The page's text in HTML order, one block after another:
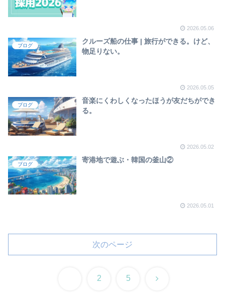
2026.05.06
ブログ
クルーズ船の仕事 | 旅行ができる。けど、
物足りない。
2026.05.05
ブログ
音楽にくわしくなったほうが友だちができ
る。
2026.05.02
ブログ
寄港地で遊ぶ・韓国の釜山②
2026.05.01
次のページ
2 5 次